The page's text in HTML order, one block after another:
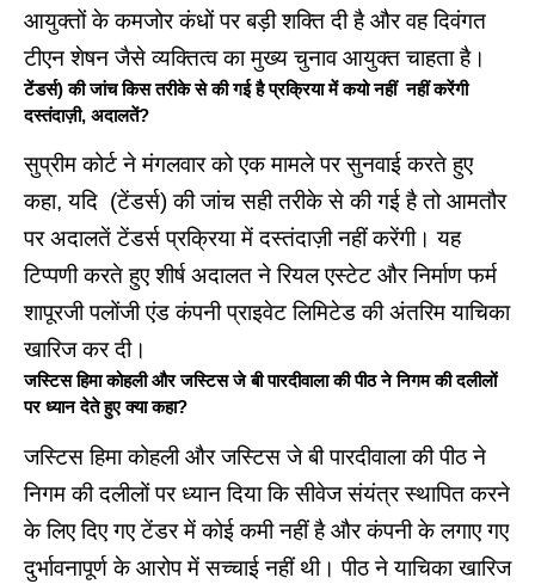
आयुक्तों के कमजोर कंधों पर बड़ी शक्ति दी है और वह दिवंगत
टीएन शेषन जैसे व्यक्तित्व का मुख्य चुनाव आयुक्त चाहता है।
टेंडर्स) की जांच किस तरीके से की गई है प्रक्रिया में कयो नहीं नहीं करेंगी
दस्तंदाज़ी, अदालतें?
सुप्रीम कोर्ट ने मंगलवार को एक मामले पर सुनवाई करते हुए
कहा, यदि (टेंडर्स) की जांच सही तरीके से की गई है तो आमतौर
पर अदालतें टेंडर्स प्रक्रिया में दस्तंदाज़ी नहीं करेंगी। यह
टिप्पणी करते हुए शीर्ष अदालत ने रियल एस्टेट और निर्माण फर्म
शापूरजी पलोंजी एंड कंपनी प्राइवेट लिमिटेड की अंतरिम याचिका
खारिज कर दी।
जस्टिस हिमा कोहली और जस्टिस जे बी पारदीवाला की पीठ ने निगम की दलीलों
पर ध्यान देते हुए क्या कहा?
जस्टिस हिमा कोहली और जस्टिस जे बी पारदीवाला की पीठ ने
निगम की दलीलों पर ध्यान दिया कि सीवेज संयंत्र स्थापित करने
के लिए दिए गए टेंडर में कोई कमी नहीं है और कंपनी के लगाए गए
दुर्भावनापूर्ण के आरोप में सच्चाई नहीं थी। पीठ ने याचिका खारिज